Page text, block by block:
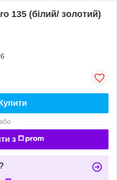
135 (білий/ золотий)
Купити
з